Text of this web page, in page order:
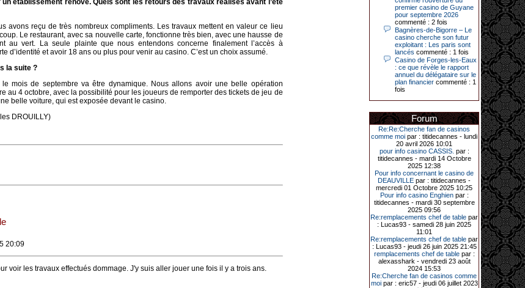
établissement rénové. Quels sont les retours des travaux réalisés avant l’été
avons reçu de très nombreux compliments. Les travaux mettent en valeur ce lieu
Le restaurant, avec sa nouvelle carte, fonctionne très bien, avec une hausse de
au vert. La seule plainte que nous entendons concerne finalement l’accès à
d’identité et avoir 18 ans ou plus pour venir au casino. C’est un choix assumé.
la suite ?
mois de septembre va être dynamique. Nous allons avoir une belle opération
au 4 octobre, avec la possibilité pour les joueurs de remporter des tickets de jeu de
belle voiture, qui est exposée devant le casino.
DROUILLY)
20:09
voir les travaux effectués dommage. J'y suis aller jouer une fois il y a trois ans.
un jackpot record de 82 426 €.
Le plus gros gain gagné depuis plus
de 20 ans dans l’établissement.
31-03-2026|
Série de jackpots au casino JOA de
Gujan-Mestras : ce mois de mars a
été fructueux pour quelques
une machine à sous pour une mise
initiale de 5,28 €. Puis quelques
jours plus tard, le vendredi 27 mars,
un joueur a décroché 12 086 euros
sur une autre machine à sous.
Enfin, troisième et dernier jackpot,
record cette fois-ci, le samedi 28
mars dernier. Quelque 111 322
euros ont été remportés sur la table
d’Ultimate Texas Hold’em Poker,
grâce à une mise de 5 euros sur la
case bonus et une quinte flush
royale. Ces gains ont été annoncés
dans un communiqué diffusé par le
casino ce lundi 30 mars en soirée.
11-01-2026|
Dimanche 11 janvier, en soirée, une
cliente retraitée de 78 ans, habitant
Trémuson, a eu l’énorme surprise
premier casino de Guyane
pour septembre 2026
commenté : 2 fois
Bagnères-de-Bigorre – Le
casino cherche son futur
exploitant : Les paris sont
lancés commenté : 1 fois
Casino de Forges-les-Eaux
: ce que révèle le rapport
annuel du délégataire sur le
plan financier commenté : 1
fois
Forum
Re:Re:Cherche fan de casinos
comme moi par : titidecannes - lundi
20 avril 2026 10:01
pour info casino CASSIS. par :
titidecannes - mardi 14 Octobre
2025 12:38
Pour info concernant le casino de
DEAUVILLE par : titidecannes -
mercredi 01 Octobre 2025 10:25
Pour info casino Enghienpar :
titidecannes - mardi 30 septembre
2025 09:56
Re:remplacements chef de table par
: Lucas93 - samedi 28 juin 2025
11:01
Re:remplacements chef de table par
: Lucas93 - jeudi 26 juin 2025 21:45
remplacements chef de tablepar :
alexasshark - vendredi 23 août
2024 15:53
Re:Cherche fan de casinos comme
moipar : eric57 - jeudi 06 juillet 2023